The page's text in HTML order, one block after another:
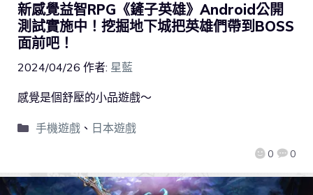
新感覺益智RPG《鏟子英雄》Android公開
測試實施中！挖掘地下城把英雄們帶到BOSS
面前吧！
2024/04/26 作者: 星藍
0 0
感覺是個舒壓的小品遊戲～
手機遊戲、 日本遊戲